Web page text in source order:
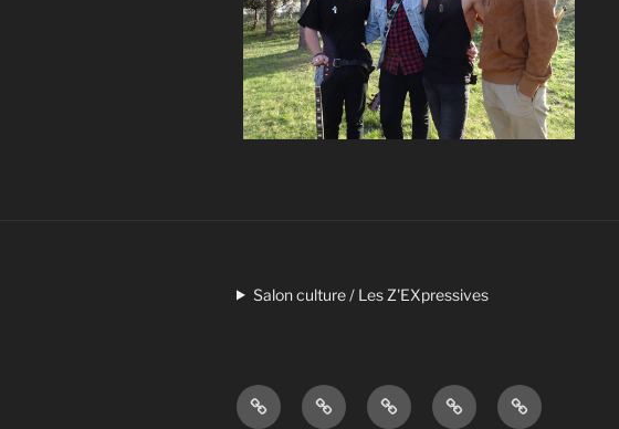
Salon culture / Les Z'EXpressives
Les
Z’EXpressives
De
la
Des
livres
À
propos
Autres
actions